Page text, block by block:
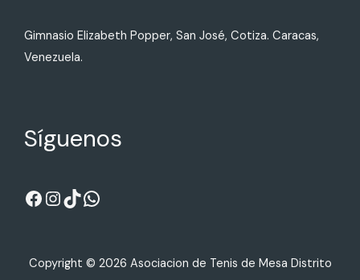
Gimnasio Elizabeth Popper, San José, Cotiza. Caracas,
Venezuela.
Síguenos
Copyright © 2026 Asociacion de Tenis de Mesa Distrito